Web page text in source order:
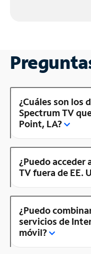
¿Cuáles son los
Spectrum TV
Point, LA?
¿Puedo acceder
TV fuera de EE.
¿Puedo
servicios de
móvil?